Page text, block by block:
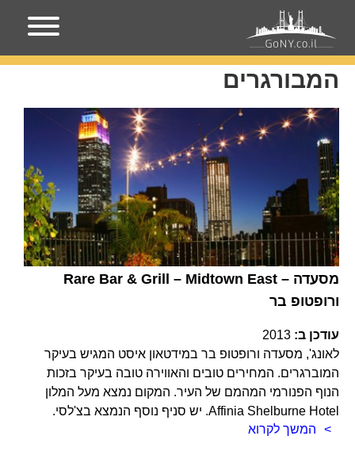
עמוד הבית המבורגרים
המבורגרים
Rare Bar & Grill – Midtown East – מסעדה
ורופטופ בר
עודכן ב: 2013
לאונג', מסעדה ורופטופ בר במידטאון איסט המגיש בעיקר
המוברגרים. המחירים טובים והאווירה טובה בעיקר בזכות
הנוף הפנורמי המהמם של העיר. המקום נמצא מעל המלון
Affinia Shelburne Hotel. יש סניף נוסף הנמצא בצ'לסי.
המשך לקרוא